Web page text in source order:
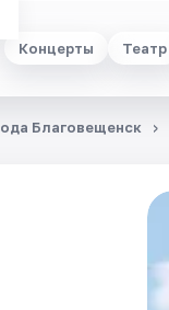
Концерты Театр
Благовещенск